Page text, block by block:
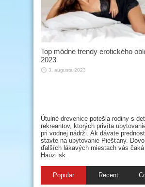
Top módne trendy erotického
2023
3. augusta 2023
Útulné drevenice potešia rodiny s
rekreantov, ktorých privíta
pri vodnej nádrži. Ak dávate
stavte na ubytovanie Piešťany.
ďalších lákavých miestach vás
Hauzi sk.
Popular Recent